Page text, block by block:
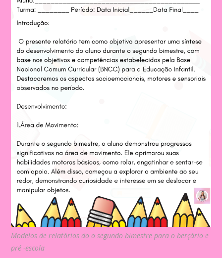
Modelos de relatórios do o segundo bimestre para o berçário e
pré -escola